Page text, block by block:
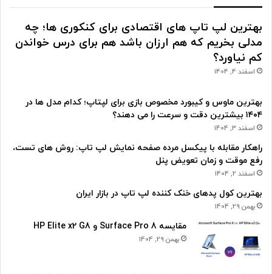
بهترین لپ تاپ های اقتصادی برای کنکوری ها؛ چه
مدلی بخریم که هم ارزان باشد هم برای درس خواندن
کم نیاورد؟
اسفند 4, 1404
بهترین ماوس و کیبورد مخصوص بازی برای لپتاپ؛ کدام مدل ها در
۱۴۰۴ بیشترین دقت و سرعت را می دهند؟
اسفند 3, 1404
راهکار مقابله با پیکسل مرده صفحه نمایش لپ تاپ: روش های تست،
رفع موقت و زمان تعویض پنل
اسفند 2, 1404
بهترین کول پدهای خنک کننده لپ تاپ در بازار ایران
بهمن 29, 1404
مقایسه Surface Pro 8 و HP Elite x2 G8
بهمن 29, 1404